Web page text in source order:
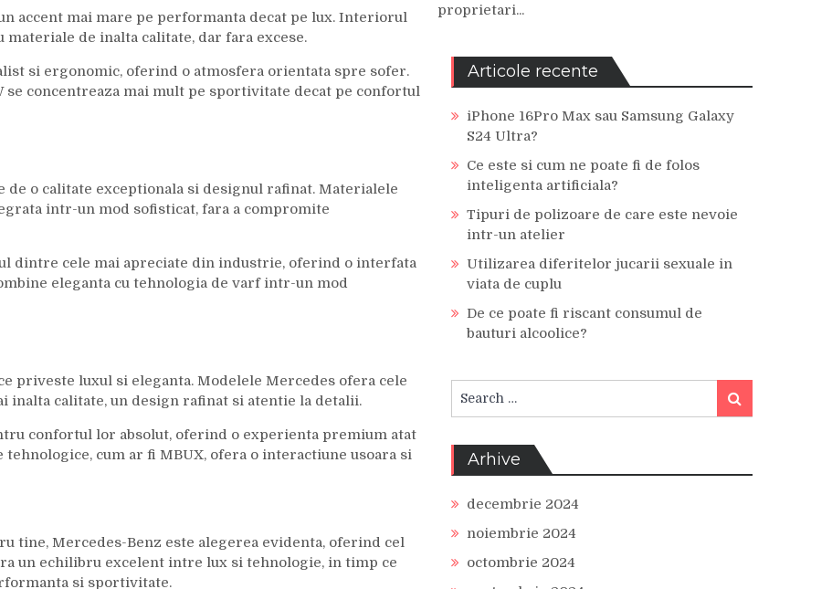
accent mai mare pe performanta decat pe lux. Interiorul
materiale de inalta calitate, dar fara excese.
si ergonomic, oferind o atmosfera orientata spre sofer.
se concentreaza mai mult pe sportivitate decat pe confortul
o calitate exceptionala si designul rafinat. Materialele
intr-un mod sofisticat, fara a compromite
dintre cele mai apreciate din industrie, oferind o interfata
eleganta cu tehnologia de varf intr-un mod
priveste luxul si eleganta. Modelele Mercedes ofera cele
inalta calitate, un design rafinat si atentie la detalii.
confortul lor absolut, oferind o experienta premium atat
cum ar fi MBUX, ofera o interactiune usoara si
tine, Mercedes-Benz este alegerea evidenta, oferind cel
un echilibru excelent intre lux si tehnologie, in timp ce
si sportivitate.
proprietari...
Articole recente
iPhone 16Pro Max sau Samsung Galaxy
S24 Ultra?
Ce este si cum ne poate fi de folos
inteligenta artificiala?
Tipuri de polizoare de care este nevoie
intr-un atelier
Utilizarea diferitelor jucarii sexuale in
viata de cuplu
De ce poate fi riscant consumul de
bauturi alcoolice?
for:
Search
Arhive
decembrie 2024
noiembrie 2024
octombrie 2024